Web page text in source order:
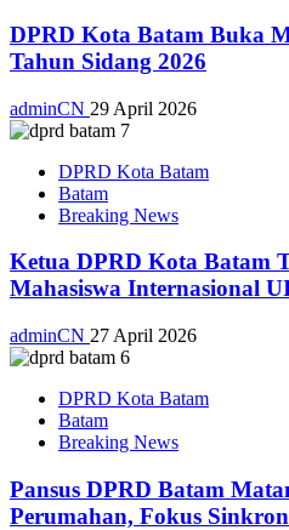
DPRD Kota Batam Buka
Tahun Sidang 2026
adminCN 29 April 2026
DPRD Kota Batam
Batam
Breaking News
Ketua DPRD Kota Batam
Mahasiswa Internasional
adminCN 27 April 2026
DPRD Kota Batam
Batam
Breaking News
Pansus DPRD Batam
Perumahan, Fokus